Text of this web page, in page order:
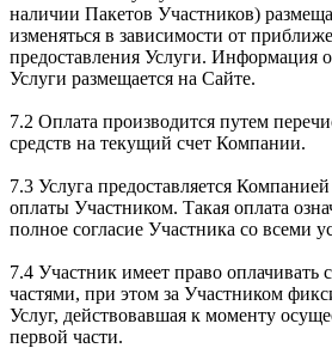
наличии Пакетов Участников)
изменяться в зависимости от
предоставления Услуги. Информация
Услуги размещается на Сайте.
7.2 Оплата производится путем
средств на текущий счет Компании.
7.3 Услуга предоставляется
оплаты Участником. Такая оплата
полное согласие Участника со всеми
7.4 Участник имеет право оплачивать
частями, при этом за Участником
Услуг, действовавшая к моменту
первой части.